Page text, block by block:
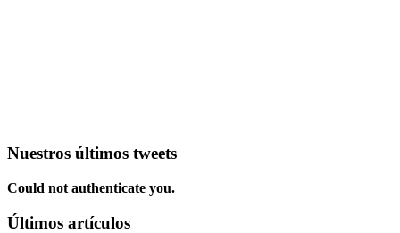
Nuestros últimos tweets
Could not authenticate you.
Últimos artículos